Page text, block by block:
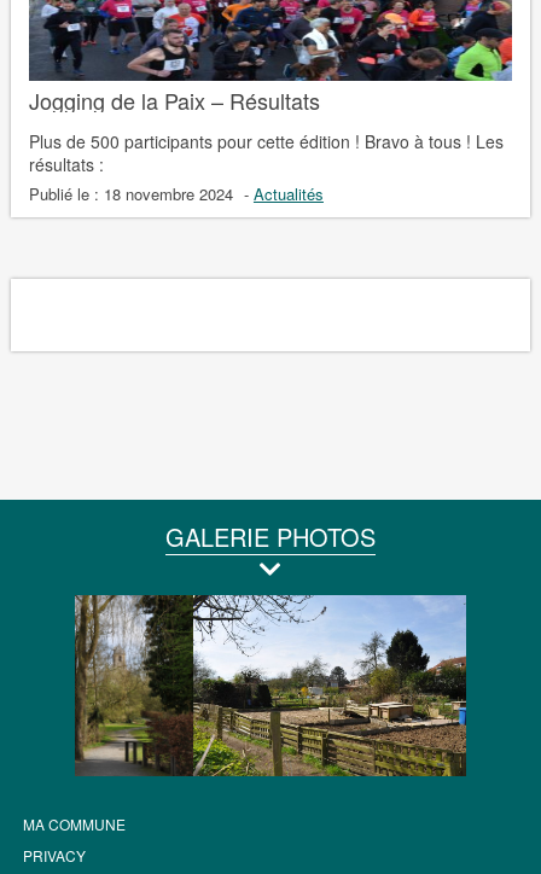
Jogging de la Paix – Résultats
Plus de 500 participants pour cette édition ! Bravo à tous ! Les
résultats :
Publié le : 18 novembre 2024 - Actualités
GALERIE PHOTOS
MA COMMUNE
PRIVACY